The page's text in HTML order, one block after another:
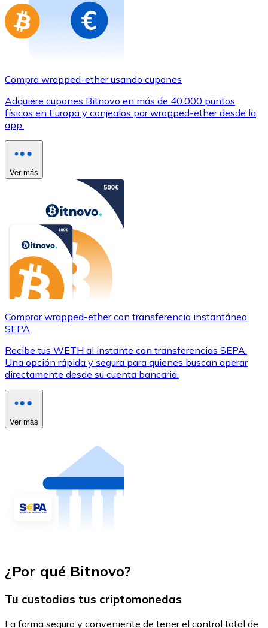
Compra wrapped-ether usando cupones
Adquiere cupones Bitnovo en más de 40.000 puntos
físicos en Europa y canjealos por wrapped-ether desde la
app.
Ver más
Comprar wrapped-ether con transferencia instantánea
SEPA
Recibe tus WETH al instante con transferencias SEPA.
Una opción rápida y segura para quienes buscan operar
directamente desde su cuenta bancaria.
Ver más
¿Por qué Bitnovo?
Tu custodias tus criptomonedas
La forma segura y conveniente de tener el control total de